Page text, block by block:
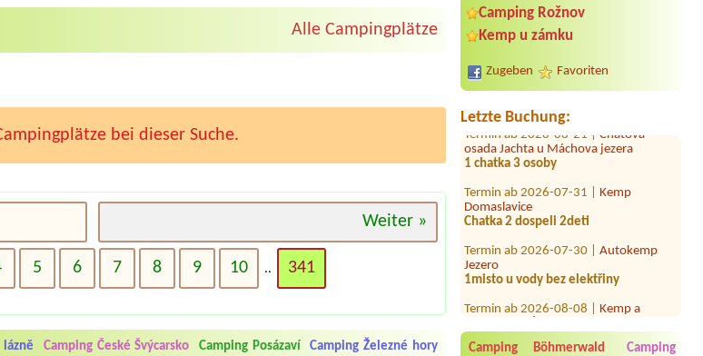
Camping Rožnov
Kemp u zámku
Zugeben Favoriten
Letzte Buchung:
Kopřivná
1x miejsce dla kampervana 2 osoby
dorosłe + 3 dzieci + pies
Termin ab 2026-08-21 |
osada Jachta u Máchova jezera
1 chatka 3 osoby
Domaslavice
Chatka 2 dospeli 2deti
Jezero
1misto u vody bez elektřiny
restaurace CÍL
Camping Böhmerwald
Camping
Alle Campingplätze
bei dieser Suche.
Weiter »
5 6 7 8 9 10 .. 341
lázně Camping České Švýcarsko Camping Posázaví
Camping Železné hory